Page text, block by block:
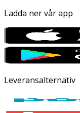
Ladda ner vår app
Leveransalternativ